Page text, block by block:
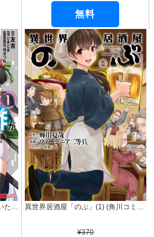
無料
おい、外れスキルだと思われていた《チートコード操作》が化け物すぎるんだが。（コミック） ： 1 (モンスターコミックス) 異世界居酒屋「のぶ」(1) (角川コミックス・エース)
¥370